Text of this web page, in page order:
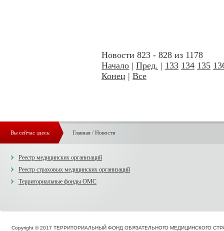
Новости 823 - 828 из 1178
Начало | Пред. | 133 134 135
Конец | Все
Вы сейчас здесь: Главная/ Новости
Реестр медицинских организаций
Реестр страховых медицинских организаций
Территориальные фонды ОМС
Copyright © 2017 ТЕРРИТОРИАЛЬНЫЙ ФОНД ОБЯЗАТЕЛЬНОГО МЕДИЦИНСКОГО